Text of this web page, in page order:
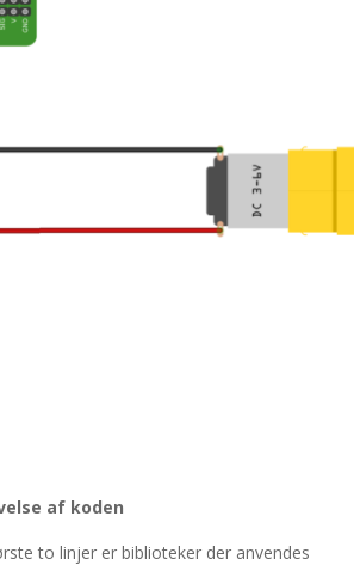
af koden
to linjer er biblioteker der anvendes